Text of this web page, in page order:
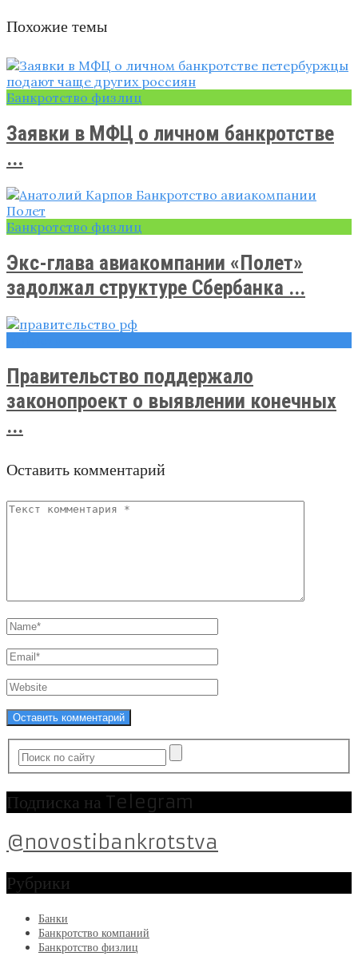
Похожие темы
Банкротство физлиц
Заявки в МФЦ о личном банкротстве
...
Банкротство физлиц
Экс-глава авиакомпании «Полет»
задолжал структуре Сбербанка ...
Правительство поддержало
законопроект о выявлении конечных
...
Оставить комментарий
Подписка на Telegram
@novostibankrotstva
Рубрики
Банки
Банкротство компаний
Банкротство физлиц